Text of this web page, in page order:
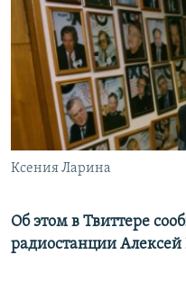
РАСПИСАНИЕ ВЕЩАНИЯ
ПОДПИШИТЕСЬ НА
СОЦИАЛЬНЫЕ СЕТИ
Все сайты РСЕ/РС
Ксения Ларина
Об этом в Твиттере
радиостанции Алексей